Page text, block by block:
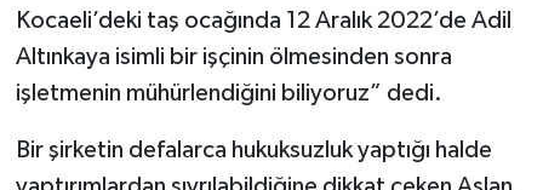
Kocaeli’deki taş ocağında 12 Aralık 2022’de Adil
Altınkaya isimli bir işçinin ölmesinden sonra
işletmenin mühürlendiğini biliyoruz” dedi.
Bir şirketin defalarca hukuksuzluk yaptığı halde